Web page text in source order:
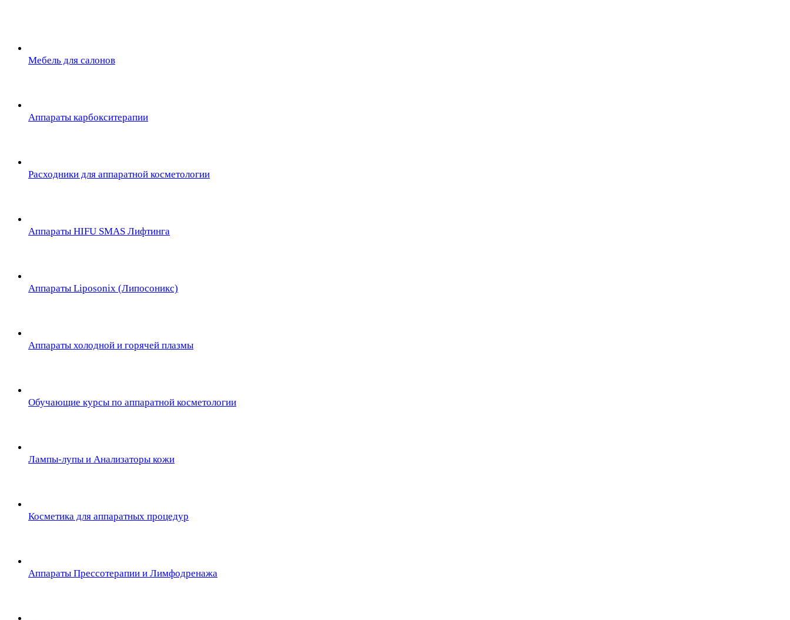
Мебель для салонов
Аппараты карбокситерапии
Расходники для аппаратной косметологии
Аппараты HIFU SMAS Лифтинга
Аппараты Liposonix (Липосоникс)
Аппараты холодной и горячей плазмы
Обучающие курсы по аппаратной косметологии
Лампы-лупы и Анализаторы кожи
Косметика для аппаратных процедур
Аппараты Прессотерапии и Лимфодренажа